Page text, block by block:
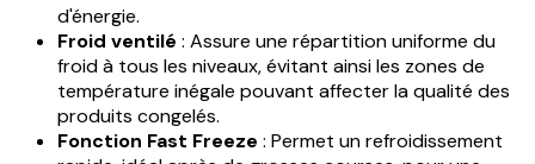
d'énergie.
Froid ventilé : Assure une répartition uniforme du
froid à tous les niveaux, évitant ainsi les zones de
température inégale pouvant affecter la qualité des
produits congelés.
Fonction Fast Freeze : Permet un refroidissement